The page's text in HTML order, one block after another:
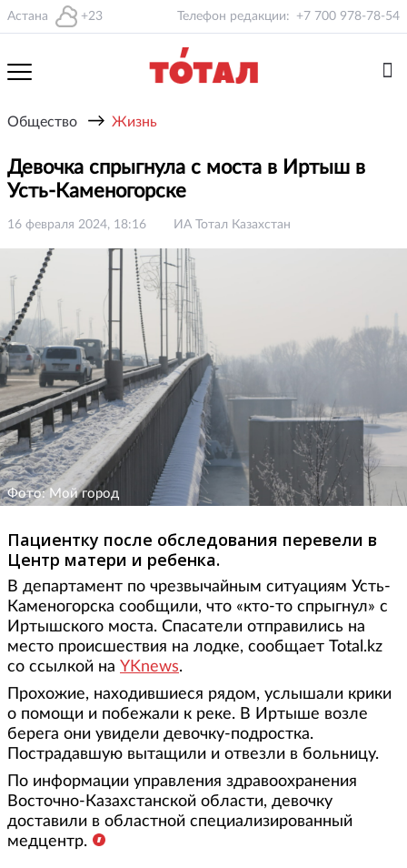
Астана +23 Телефон редакции: +7 700 978-78-54
Общество → Жизнь
Девочка спрыгнула с моста в Иртыш в
Усть-Каменогорске
16 февраля 2024, 18:16 ИА Тотал Казахстан
Фото: Мой город
Пациентку после обследования перевели в
Центр матери и ребенка.
В департамент по чрезвычайным ситуациям Усть-
Каменогорска сообщили, что «кто-то спрыгнул» с
Иртышского моста. Спасатели отправились на
место происшествия на лодке, сообщает Total.kz
со ссылкой на YKnews.
Прохожие, находившиеся рядом, услышали крики
о помощи и побежали к реке. В Иртыше возле
берега они увидели девочку-подростка.
Пострадавшую вытащили и отвезли в больницу.
По информации управления здравоохранения
Восточно-Казахстанской области, девочку
доставили в областной специализированный
медцентр.